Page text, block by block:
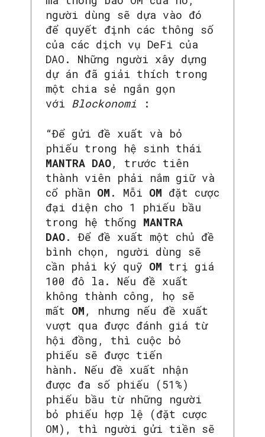
người dùng sẽ dựa vào đó
để quyết định các thông số
của các dịch vụ DeFi của
DAO. Những người xây dựng
dự án đã giải thích trong
một chia sẻ ngắn gọn
với Blockonomi :
“Để gửi đề xuất và bỏ
phiếu trong hệ sinh thái
MANTRA DAO, trước tiên
thành viên phải nắm giữ và
cổ phần OM . Mỗi OM đặt cược
đại diện cho 1 phiếu bầu
trong hệ thống MANTRA
DAO. Để đề xuất một chủ đề
bình chọn, người dùng sẽ
cần phải ký quỹ OM trị giá
100 đô la. Nếu đề xuất
không thành công, họ sẽ
mất OM , nhưng nếu đề xuất
vượt qua được đánh giá từ
hội đồng, thì cuộc bỏ
phiếu sẽ được tiến
hành. Nếu đề xuất nhận
được đa số phiếu (51%)
phiếu bầu từ những người
bỏ phiếu hợp lệ (đặt cược
OM), thì người gửi tiền sẽ